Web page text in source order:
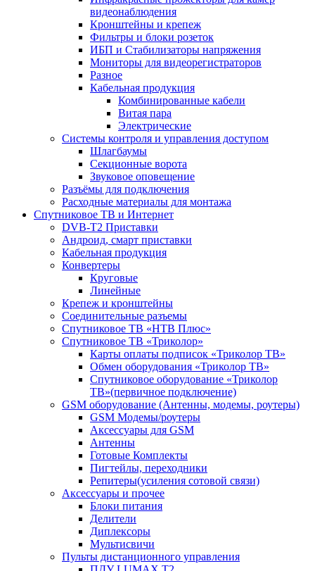
видеонаблюдения
Кронштейны и крепеж
Фильтры и блоки розеток
ИБП и Стабилизаторы напряжения
Мониторы для видеорегистраторов
Разное
Кабельная продукция
Комбинированные кабели
Витая пара
Электрические
Системы контроля и управления доступом
Шлагбаумы
Секционные ворота
Звуковое оповещение
Разъёмы для подключения
Расходные материалы для монтажа
Спутниковое ТВ и Интернет
DVB-Т2 Приставки
Андроид, смарт приставки
Кабельная продукция
Конвертеры
Круговые
Линейные
Крепеж и кронштейны
Соединительные разъемы
Спутниковое ТВ «НТВ Плюс»
Спутниковое ТВ «Триколор»
Карты оплаты подписок «Триколор ТВ»
Обмен оборудования «Триколор ТВ»
Спутниковое оборудование «Триколор
ТВ»(первичное подключение)
GSM оборудование (Антенны, модемы, роутеры)
GSM Модемы/роутеры
Аксессуары для GSM
Антенны
Готовые Комплекты
Пигтейлы, переходники
Репитеры(усиления сотовой связи)
Аксессуары и прочее
Блоки питания
Делители
Диплексоры
Мультисвичи
Пульты дистанционного управления